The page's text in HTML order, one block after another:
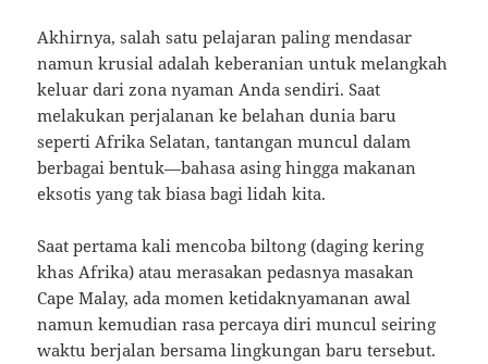
Akhirnya, salah satu pelajaran paling mendasar
namun krusial adalah keberanian untuk melangkah
keluar dari zona nyaman Anda sendiri. Saat
melakukan perjalanan ke belahan dunia baru
seperti Afrika Selatan, tantangan muncul dalam
berbagai bentuk—bahasa asing hingga makanan
eksotis yang tak biasa bagi lidah kita.
Saat pertama kali mencoba biltong (daging kering
khas Afrika) atau merasakan pedasnya masakan
Cape Malay, ada momen ketidaknyamanan awal
namun kemudian rasa percaya diri muncul seiring
waktu berjalan bersama lingkungan baru tersebut.